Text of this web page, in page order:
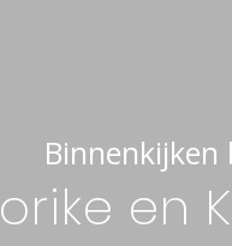
Binnenkijken
en